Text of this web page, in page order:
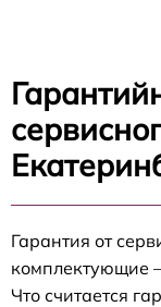
Гарантия от
комплектующие
Что считается